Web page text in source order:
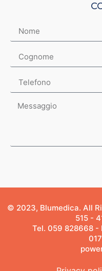
© 2023, Blumedica. All
515 -
Tel. 059 828668 -